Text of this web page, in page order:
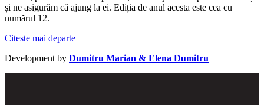
și ne asigurăm că ajung la ei. Ediția de anul acesta este cea cu
numărul 12.
Citeste mai departe
Development by Dumitru Marian & Elena Dumitru